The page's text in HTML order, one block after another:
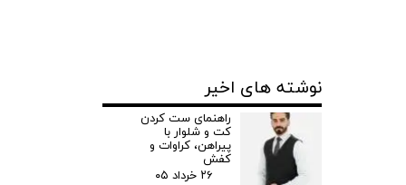
نوشته های اخیر
راهنمای ست کردن
کت و شلوار با
پیراهن، کراوات و
کفش
۲۶ خرداد ۰۵